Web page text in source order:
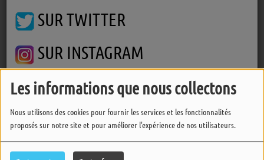
Les informations que nous collectons
Nous utilisons des cookies pour fournir les services et les fonctionnalités
proposés sur notre site et pour améliorer l'expérience de nos utilisateurs.
Podcasts Autres interviews
Viens Dans Mon Ile 2025 :
Mystique Altesse
SUR TWITTER
SUR INSTAGRAM
FERMER